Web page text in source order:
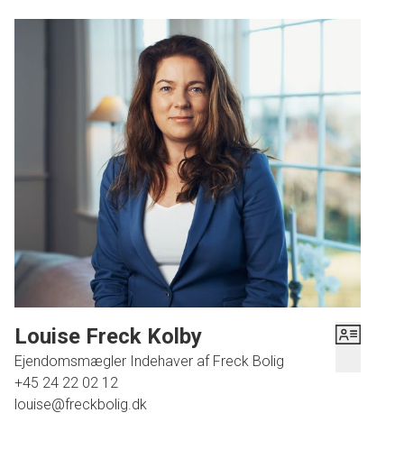
Louise Freck Kolby
Ejendomsmægler Indehaver af Freck Bolig
+45 24 22 02 12
louise@freckbolig.dk